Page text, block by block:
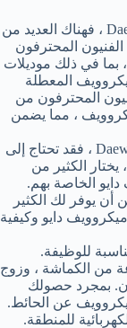
عندما يتعلق الأمر بإصلاح ميكروويف Daewoo ، فهناك العديد من
المحترفون
بما في ذلك موديلات
المعطلة
المحترفون من
، مما يضمن
إذا كنت تواجه مشكلات مع ميكروويف Daewoo ، فقد تحتاج إلى
الكثير من
الخاصة بهم.
أن يوفر لك الكثير
دايو وكيفية
للوظيفة.
من الكماشة ، وزوج
بمجرد حصولك
عن الحائط.
للمنطقة.